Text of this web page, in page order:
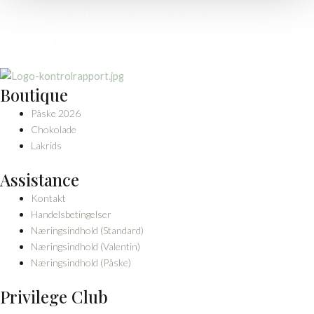
Boutique
Påske 2026
Chokolade
Lakrids
Assistance
Kontakt
Handelsbetingelser
Næringsindhold (Standard)
Næringsindhold (Valentin)
Næringsindhold (Påske)
Privilege Club